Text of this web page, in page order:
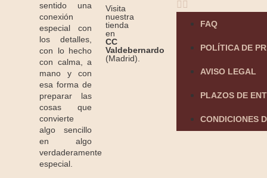
sentido una
conexión
especial con
los detalles,
con lo hecho
con calma, a
mano y con
esa forma de
preparar las
cosas que
convierte
algo sencillo
en algo
verdaderamente
especial.
Visita
nuestra
tienda
en
CC
Valdebernardo
(Madrid).
FAQ
POLÍTICA DE
AVISO LEGAL
PLAZOS DE
CONDICIONES